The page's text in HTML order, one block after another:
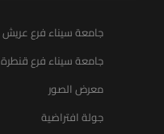
جامعة سيناء فرع عريش
جامعة سيناء فرع قنطرة
معرض الصور
جولة افتراضية